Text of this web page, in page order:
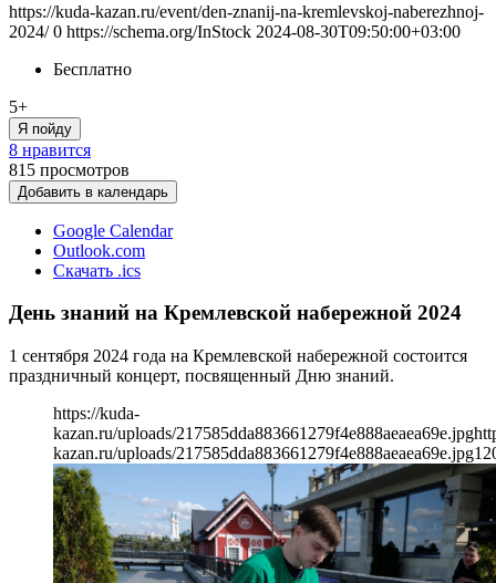
https://kuda-kazan.ru/event/den-znanij-na-kremlevskoj-naberezhnoj-
2024/ 0 https://schema.org/InStock 2024-08-30T09:50:00+03:00
Бесплатно
5+
Я пойду
8 нравится
815 просмотров
Добавить в календарь
Google Calendar
Outlook.com
Скачать .ics
День знаний на Кремлевской набережной 2024
1 сентября 2024 года на Кремлевской набережной состоится
праздничный концерт, посвященный Дню знаний.
https://kuda-
kazan.ru/uploads/217585dda883661279f4e888aeaea69e.jpg
kazan.ru/uploads/217585dda883661279f4e888aeaea69e.jpg